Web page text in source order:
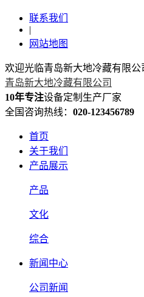
联系我们
|
网站地图
欢迎光临青岛新大地冷藏有限公
青岛新大地冷藏有限公司
10年专注设备定制生产厂家
全国咨询热线： 020-123456789
首页
关于我们
产品展示
产品
文化
综合
新闻中心
公司新闻